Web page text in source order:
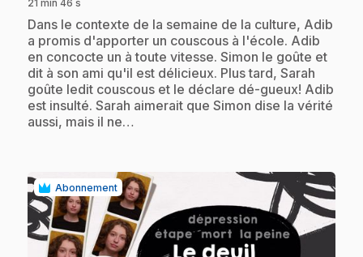
21 min 46 s
.Dans le contexte de la semaine de la culture, Adib
a promis d'apporter un couscous à l'école. Adib
en concocte un à toute vitesse. Simon le goûte et
dit à son ami qu'il est délicieux. Plus tard, Sarah
goûte ledit couscous et le déclare dé-gueux! Adib
est insulté. Sarah aimerait que Simon dise la vérité
aussi, mais il ne…
Abonnement